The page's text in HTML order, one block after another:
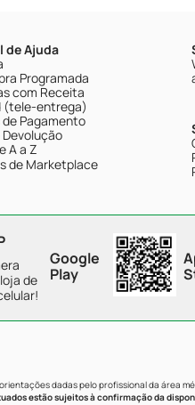
de Ajuda
Programada
com Receita
(tele-entrega)
de Pagamento
Devolução
A a Z
de Marketplace
de
Google
Play
dadas pelo profissional da área
estão sujeitos à confirmação da